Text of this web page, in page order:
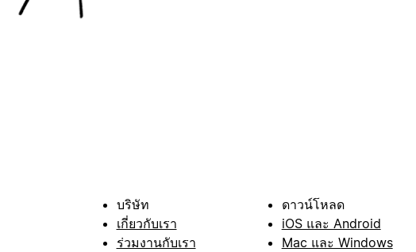
บริษัท
เกี่ยวกับเรา
ร่วมงานกับเรา
ดาวน์โหลด
iOS และ Android
Mac และ Windows